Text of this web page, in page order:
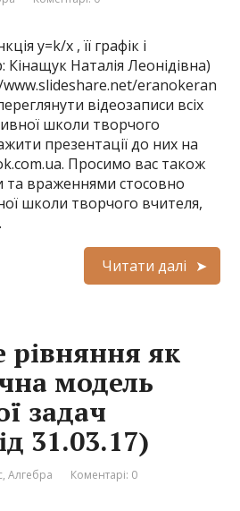
y=k/x , її графік і
Кінащук Наталія Леонідівна)
eranokeran
відеозаписи всіх
школи творчого
презентації до них на
Просимо вас також
та враженнями стосовно
школи творчого вчителя,
Читати далі
рівняння як
модель
задач
31.03.17)
,Алгебра Коментарі: 0